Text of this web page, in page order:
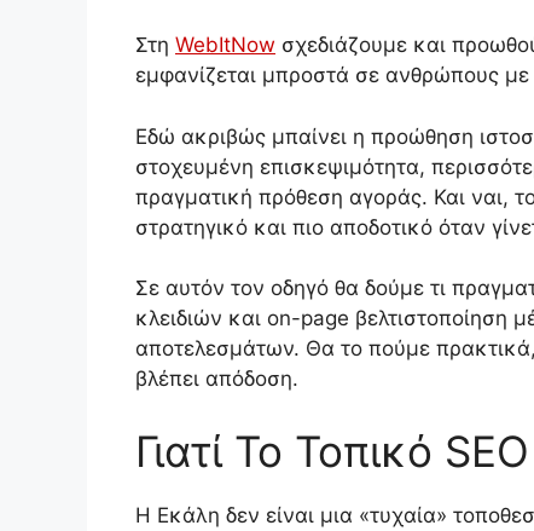
Στη WebItNow σχεδιάζουμε και
εμφανίζεται μπροστά σε ανθρώπους
Εδώ ακριβώς μπαίνει η προώθηση
στοχευμένη επισκεψιμότητα,
πραγματική πρόθεση αγοράς. Και ναι,
στρατηγικό και πιο αποδοτικό όταν
Σε αυτόν τον οδηγό θα δούμε τι
κλειδιών και on-page βελτιστοποίηση
αποτελεσμάτων. Θα το πούμε πρακτικά,
βλέπει απόδοση.
Γιατί Το Τοπικό
Η Εκάλη δεν είναι μια «τυχαία»